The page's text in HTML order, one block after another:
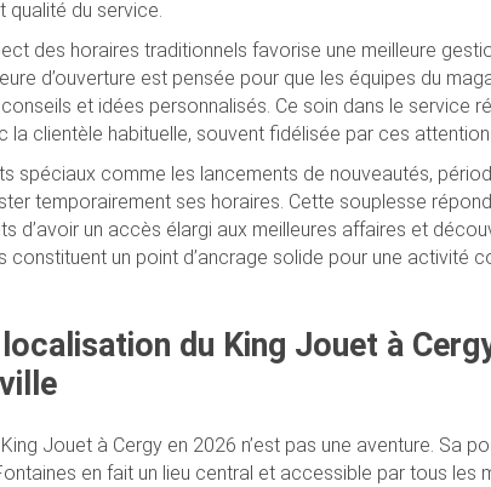
qualité du service.
des horaires traditionnels favorise une meilleure
d’ouverture est pensée pour que les équipes du
et idées personnalisés. Ce soin dans le service
la clientèle habituelle, souvent fidélisée par ces
spéciaux comme les lancements de nouveautés,
temporairement ses horaires. Cette souplesse
d’avoir un accès élargi aux meilleures affaires et
constituent un point d’ancrage solide pour une activité
du King Jouet à
Jouet à Cergy en 2026 n’est pas une aventure. Sa
en fait un lieu central et accessible par tous